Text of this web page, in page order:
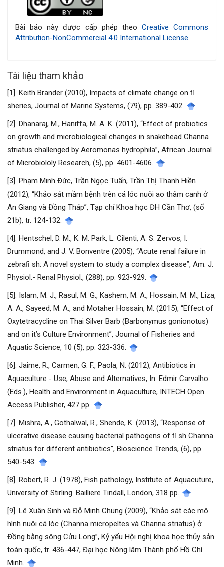
bài
Bài báo này được cấp phép theo Creative Commons
Attribution-NonCommercial 4.0 International License.
Tài liệu tham khảo
[1]. Keith Brander (2010), Impacts of climate change on ﬁ
sheries, Journal of Marine Systems, (79), pp. 389-402.
[2]. Dhanaraj, M., Haniffa, M. A. K. (2011), “Effect of probiotics
on growth and microbiological changes in snakehead Channa
striatus challenged by Aeromonas hydrophila”, African Journal
of Microbiololy Research, (5), pp. 4601-4606.
[3]. Phạm Minh Đức, Trần Ngọc Tuấn, Trần Thị Thanh Hiền
(2012), “Khảo sát mầm bệnh trên cá lóc nuôi ao thâm canh ở
An Giang và Đồng Tháp”, Tạp chí Khoa học ĐH Cần Thơ, (số
21b), tr. 124-132.
[4]. Hentschel, D. M., K. M. Park, L. Cilenti, A. S. Zervos, I.
Drummond, and J. V. Bonventre (2005), “Acute renal failure in
zebraﬁ sh: A novel system to study a complex disease”, Am. J.
Physiol.- Renal Physiol., (288), pp. 923-929.
[5]. Islam, M. J., Rasul, M. G., Kashem, M. A., Hossain, M. M., Liza,
A. A., Sayeed, M. A., and Motaher Hossain, M. (2015), “Effect of
Oxytetracycline on Thai Silver Barb (Barbonymus gonionotus)
and on it’s Culture Environment”, Journal of Fisheries and
Aquatic Science, 10 (5), pp. 323-336.
[6]. Jaime, R., Carmen, G. F., Paola, N. (2012), Antibiotics in
Aquaculture - Use, Abuse and Alternatives, In: Edmir Carvalho
(Eds.), Health and Environment in Aquaculture, INTECH Open
Access Publisher, 427 pp.
[7]. Mishra, A., Gothalwal, R., Shende, K. (2013), “Response of
ulcerative disease causing bacterial pathogens of ﬁ sh Channa
striatus for different antibiotics”, Bioscience Trends, (6), pp.
540-543.
[8]. Robert, R. J. (1978), Fish pathology, Institute of Aquacuture,
University of Stirling. Bailliere Tindall, London, 318 pp.
[9]. Lê Xuân Sinh và Đỗ Minh Chung (2009), “Khảo sát các mô
hình nuôi cá lóc (Channa micropeltes và Channa striatus) ở
Đồng bằng sông Cửu Long”, Kỷ yếu Hội nghị khoa học thủy sản
toàn quốc, tr. 436-447, Đại học Nông lâm Thành phố Hồ Chí
Minh.